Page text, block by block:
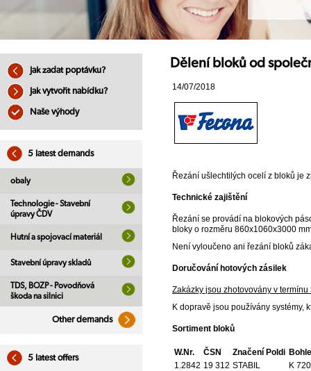
Jak zadat poptávku?
Jak vytvořit nabídku?
Naše výhody
5 latest demands
obaly
Technologie - Stavební
úpravy ČDV
Hutní a spojovací materiál
Stavební úpravy skladů
TDS, BOZP - Povodňová
škoda na silnici
Other demands
5 latest offers
Dělení bloků od
14/07/2018
Řezání ušlechtilých ocelí z bloků je
Technické zajištění
Řezání se provádí na blokových
bloky o rozměru 860x1060x3000
Není vyloučeno ani řezání bloků
Doručování hotových zásilek
Zakázky jsou zhotovovány v termínu
K dopravě jsou používány systémy,
Sortiment bloků
W.Nr. ČSN Značení Poldi
1.2842 19 312 STABIL
K 720